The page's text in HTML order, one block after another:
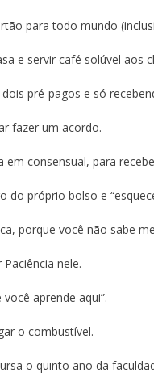
para todo mundo
e servir café solúvel aos
pré-pagos e só
fazer um acordo.
consensual, para
do próprio bolso e
porque você não sabe
nele.
aprende aqui”.
o combustível.
o quinto ano da